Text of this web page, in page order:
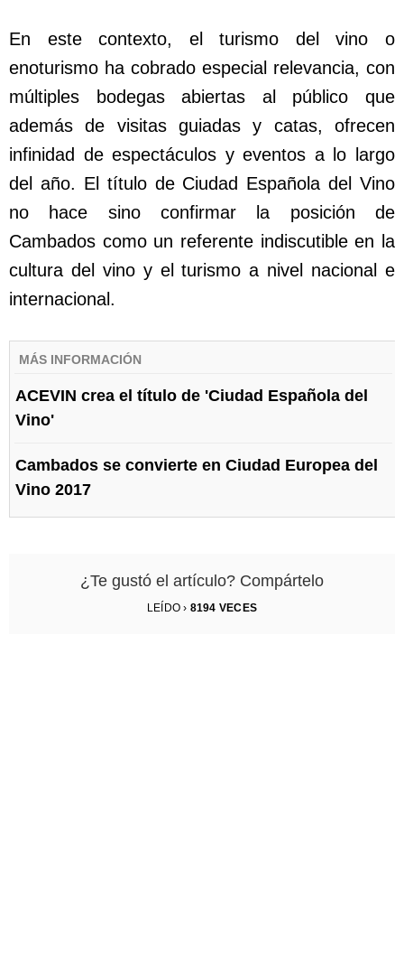
En este contexto, el turismo del vino o
enoturismo ha cobrado especial relevancia, con
múltiples bodegas abiertas al público que
además de visitas guiadas y catas, ofrecen
infinidad de espectáculos y eventos a lo largo
del año. El título de Ciudad Española del Vino
no hace sino confirmar la posición de
Cambados como un referente indiscutible en la
cultura del vino y el turismo a nivel nacional e
internacional.
MÁS INFORMACIÓN
ACEVIN crea el título de 'Ciudad Española del
Vino'
Cambados se convierte en Ciudad Europea del
Vino 2017
¿Te gustó el artículo? Compártelo
LEÍDO › 8194 VECES